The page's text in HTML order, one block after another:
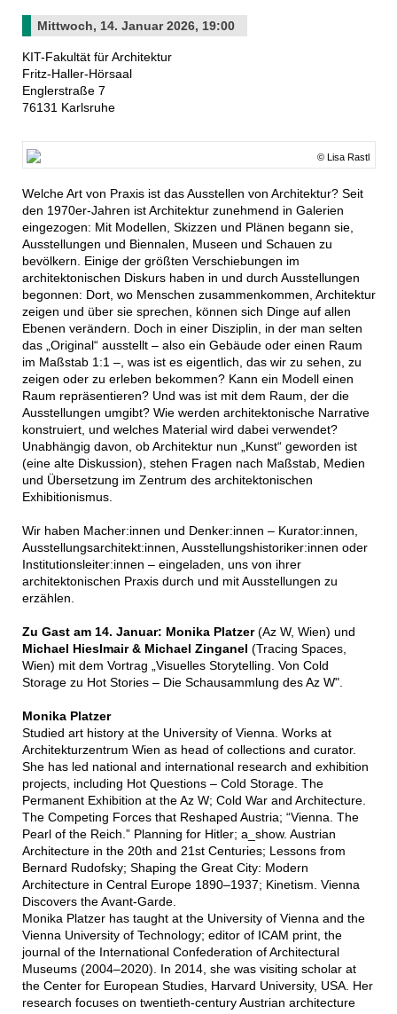
Mittwoch, 14. Januar 2026, 19:00
KIT-Fakultät für Architektur
Fritz-Haller-Hörsaal
Englerstraße 7
76131 Karlsruhe
© Lisa Rastl
Welche Art von Praxis ist das Ausstellen von Architektur? Seit
den 1970er-Jahren ist Architektur zunehmend in Galerien
eingezogen: Mit Modellen, Skizzen und Plänen begann sie,
Ausstellungen und Biennalen, Museen und Schauen zu
bevölkern. Einige der größten Verschiebungen im
architektonischen Diskurs haben in und durch Ausstellungen
begonnen: Dort, wo Menschen zusammenkommen, Architektur
zeigen und über sie sprechen, können sich Dinge auf allen
Ebenen verändern. Doch in einer Disziplin, in der man selten
das „Original“ ausstellt – also ein Gebäude oder einen Raum
im Maßstab 1:1 –, was ist es eigentlich, das wir zu sehen, zu
zeigen oder zu erleben bekommen? Kann ein Modell einen
Raum repräsentieren? Und was ist mit dem Raum, der die
Ausstellungen umgibt? Wie werden architektonische Narrative
konstruiert, und welches Material wird dabei verwendet?
Unabhängig davon, ob Architektur nun „Kunst“ geworden ist
(eine alte Diskussion), stehen Fragen nach Maßstab, Medien
und Übersetzung im Zentrum des architektonischen
Exhibitionismus.
Wir haben Macher:innen und Denker:innen – Kurator:innen,
Ausstellungsarchitekt:innen, Ausstellungshistoriker:innen oder
Institutionsleiter:innen – eingeladen, uns von ihrer
architektonischen Praxis durch und mit Ausstellungen zu
erzählen.
Zu Gast am 14. Januar: Monika Platzer(Az W, Wien) und
Michael Hieslmair & Michael Zinganel (Tracing Spaces,
Wien) mit dem Vortrag „Visuelles Storytelling. Von Cold
Storage zu Hot Stories – Die Schausammlung des Az W".
Monika Platzer
Studied art history at the University of Vienna. Works at
Architekturzentrum Wien as head of collections and curator.
She has led national and international research and exhibition
projects, including Hot Questions – Cold Storage. The
Permanent Exhibition at the Az W; Cold War and Architecture.
The Competing Forces that Reshaped Austria; “Vienna. The
Pearl of the Reich.” Planning for Hitler; a_show. Austrian
Architecture in the 20th and 21st Centuries; Lessons from
Bernard Rudofsky; Shaping the Great City: Modern
Architecture in Central Europe 1890–1937; Kinetism. Vienna
Discovers the Avant-Garde.
Monika Platzer has taught at the University of Vienna and the
Vienna University of Technology; editor of ICAM print, the
journal of the International Confederation of Architectural
Museums (2004–2020). In 2014, she was visiting scholar at
the Center for European Studies, Harvard University, USA. Her
research focuses on twentieth-century Austrian architecture